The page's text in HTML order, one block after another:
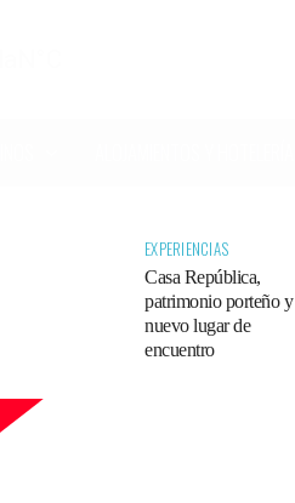
EXPERIENCIAS
Casa República,
patrimonio porteño y
nuevo lugar de
encuentro